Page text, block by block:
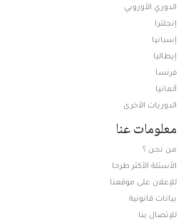
الدوري الأوروبي
إنجلترا
إسبانيا
إيطاليا
فرنسا
ألمانيا
الدوريات الأخرى
معلومات عنا
من نحن ؟
الأسئلة الأكثر طرحا
للإعلان على موقعنا
بيانات قانونية
للإتصال بنا